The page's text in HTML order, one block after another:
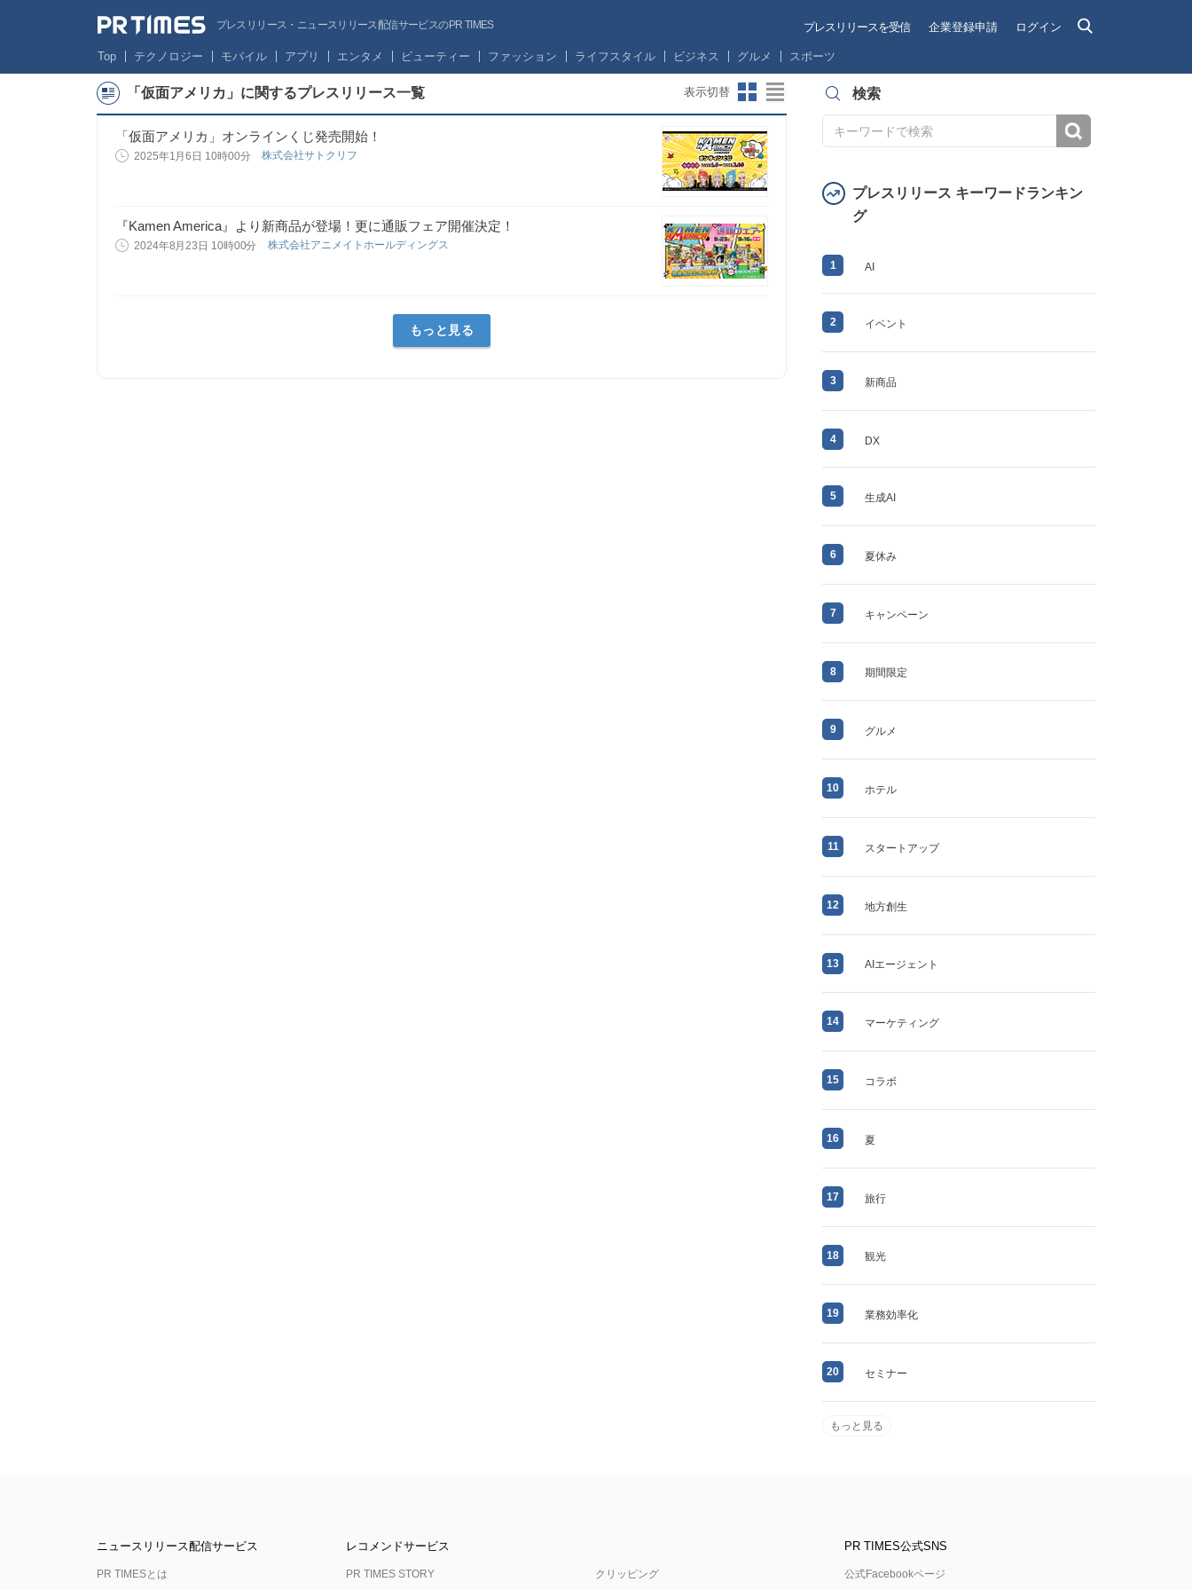
プレスリリース・ニュースリリース配信サービスのPR TIMES プレスリリースを受信 企業登録申請 ログイン
Top テクノロジー モバイル アプリ エンタメ ビューティー ファッション ライフスタイル ビジネス グルメ スポーツ
「仮面アメリカ」に関するプレスリリース一覧 表示切替
「仮面アメリカ」オンラインくじ発売開始！
2025年1月6日 10時00分 株式会社サトクリフ
『Kamen America』より新商品が登場！更に通販フェア開催決定！
2024年8月23日 10時00分 株式会社アニメイトホールディングス
もっと見る
検索
プレスリリース キーワードランキン
グ
1 AI
2 イベント
3 新商品
4 DX
5 生成AI
6 夏休み
7 キャンペーン
8 期間限定
9 グルメ
10 ホテル
11 スタートアップ
12 地方創生
13 AIエージェント
14 マーケティング
15 コラボ
16 夏
17 旅行
18 観光
19 業務効率化
20 セミナー
もっと見る
ニュースリリース配信サービス
PR TIMESとは
レコメンドサービス
PR TIMES STORY クリッピング
PR TIMES公式SNS
公式Facebookページ